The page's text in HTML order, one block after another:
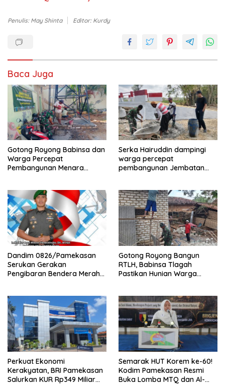
Penulis: May Shinta Editor: Kurdy
Baca Juga
Gotong Royong Babinsa dan
Warga Percepat
Pembangunan Menara
Serka Hairuddin dampingi
warga percepat
pembangunan Jembatan
Dandim 0826/Pamekasan
Serukan Gerakan
Pengibaran Bendera Merah
Gotong Royong Bangun
RTLH, Babinsa Tlagah
Pastikan Hunian Warga
Perkuat Ekonomi
Kerakyatan, BRI Pamekasan
Salurkan KUR Rp349 Miliar
Semarak HUT Korem ke-60!
Kodim Pamekasan Resmi
Buka Lomba MTQ dan Al-